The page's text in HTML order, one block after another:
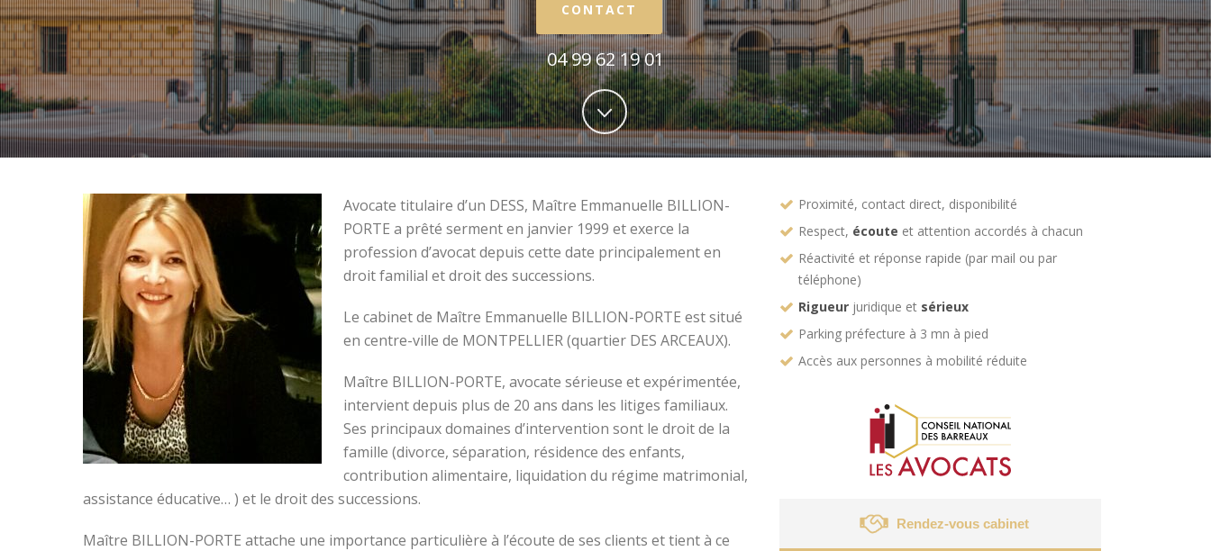
CONTACT
04 99 62 19 01
Avocate titulaire d’un DESS, Maître Emmanuelle BILLION-
PORTE a prêté serment en janvier 1999 et exerce la
profession d’avocat depuis cette date principalement en
droit familial et droit des successions.
Le cabinet de Maître Emmanuelle BILLION-PORTE est situé
en centre-ville de MONTPELLIER (quartier DES ARCEAUX).
Maître BILLION-PORTE, avocate sérieuse et expérimentée,
intervient depuis plus de 20 ans dans les litiges familiaux.
Ses principaux domaines d’intervention sont le droit de la
famille (divorce, séparation, résidence des enfants,
contribution alimentaire, liquidation du régime matrimonial,
assistance éducative… ) et le droit des successions.
Maître BILLION-PORTE attache une importance particulière à l’écoute de ses clients et tient à ce
Proximité, contact direct, disponibilité
Respect, écoute et attention accordés à chacun
Réactivité et réponse rapide (par mail ou par
téléphone)
Rigueur juridique et sérieux
Parking préfecture à 3 mn à pied
Accès aux personnes à mobilité réduite
Rendez-vous cabinet